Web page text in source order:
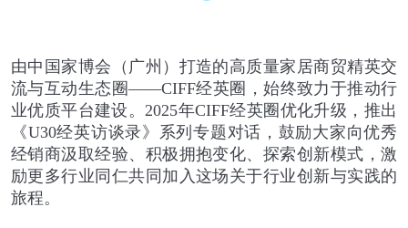
由中国家博会（广州）打造的高质量家居商贸精英交
流与互动生态圈——CIFF经英圈，始终致力于推动行
业优质平台建设。2025年CIFF经英圈优化升级，推出
《U30经英访谈录》系列专题对话，鼓励大家向优秀
经销商汲取经验、积极拥抱变化、探索创新模式，激
励更多行业同仁共同加入这场关于行业创新与实践的
旅程。